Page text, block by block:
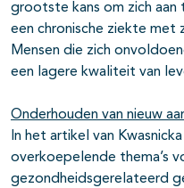
grootste kans om zich aan
een chronische ziekte met
Mensen die zich
een lagere kwaliteit van
Onderhouden van nieuw
In het artikel van
overkoepelende thema’s
gezondheidsgerelateerd